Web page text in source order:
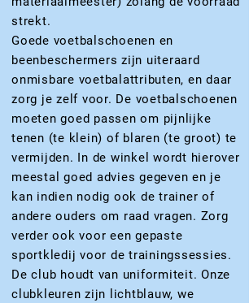
strekt.
Goede voetbalschoenen en
beenbeschermers zijn uiteraard
onmisbare voetbalattributen, en daar
zorg je zelf voor. De voetbalschoenen
moeten goed passen om pijnlijke
tenen (te klein) of blaren (te groot) te
vermijden. In de winkel wordt hierover
meestal goed advies gegeven en je
kan indien nodig ook de trainer of
andere ouders om raad vragen. Zorg
verder ook voor een gepaste
sportkledij voor de trainingssessies.
De club houdt van uniformiteit. Onze
clubkleuren zijn lichtblauw, we